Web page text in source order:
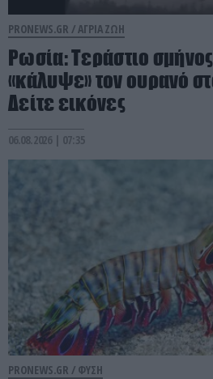
PRONEWS.GR /ΑΓΡΙΑ ΖΩΗ
Ρωσία: Τεράστιο
«κάλυψε» τον ουρανό
Δείτε εικόνες
06.08.2026 | 07:35
PRONEWS.GR / ΦΥΣΗ